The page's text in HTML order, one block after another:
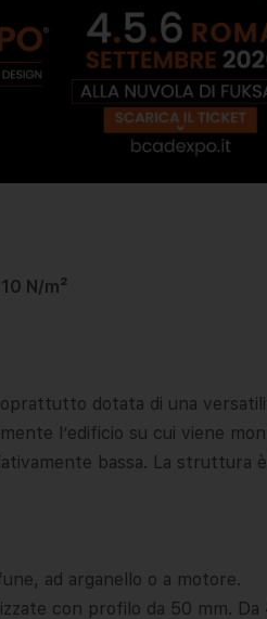
N/m²
dotata di una
l’edificio su cui viene
bassa. La struttura
ad arganello o a motore.
con profilo da 50 mm.